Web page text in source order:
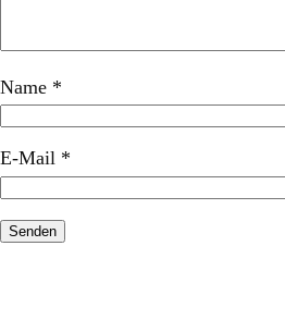
Name *
E-Mail *